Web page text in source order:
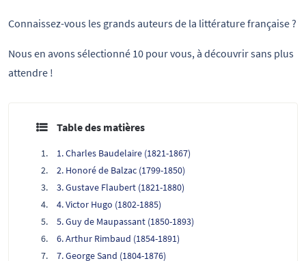
Connaissez-vous les grands auteurs de la littérature française ?
Nous en avons sélectionné 10 pour vous, à découvrir sans plus
attendre !
Table des matières
1. Charles Baudelaire (1821-1867)
2. Honoré de Balzac (1799-1850)
3. Gustave Flaubert (1821-1880)
4. Victor Hugo (1802-1885)
5. Guy de Maupassant (1850-1893)
6. Arthur Rimbaud (1854-1891)
7. George Sand (1804-1876)